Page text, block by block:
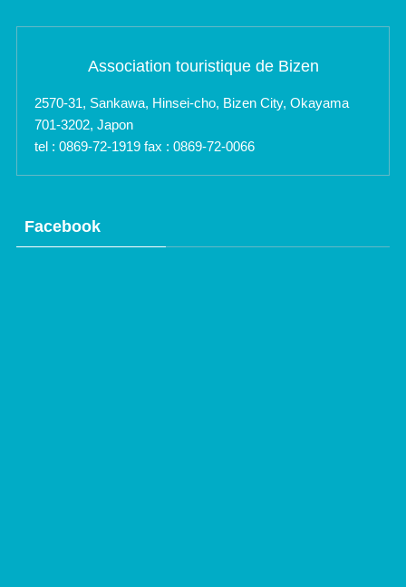
Association touristique de Bizen
2570-31, Sankawa, Hinsei-cho, Bizen City, Okayama
701-3202, Japon
tel : 0869-72-1919 fax : 0869-72-0066
Facebook